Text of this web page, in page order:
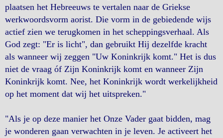
plaatsen het Hebreeuws te vertalen naar de Griekse
werkwoordsvorm aorist. Die vorm in de gebiedende wijs
actief zien we terugkomen in het scheppingsverhaal. Als
God zegt: "Er is licht", dan gebruikt Hij dezelfde kracht
als wanneer wij zeggen "Uw Koninkrijk komt." Het is dus
niet de vraag óf Zijn Koninkrijk komt en wanneer Zijn
Koninkrijk komt. Nee, het Koninkrijk wordt werkelijkheid
op het moment dat wij het uitspreken."
"Als je op deze manier het Onze Vader gaat bidden, mag
je wonderen gaan verwachten in je leven. Je activeert het